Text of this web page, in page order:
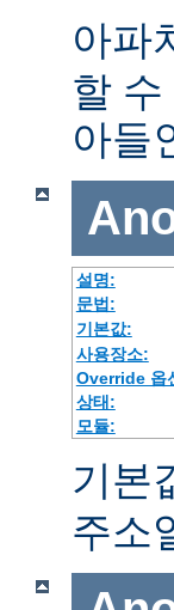
아파
할 수
아들
설명:
문법:
기본값:
사용장소:
Override 옵
상태:
모듈:
기본
주소